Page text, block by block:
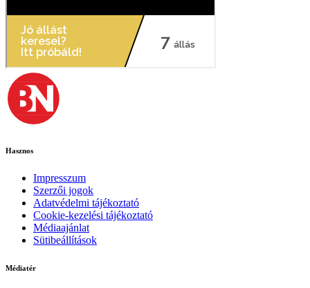
Hasznos
Impresszum
Szerzői jogok
Adatvédelmi tájékoztató
Cookie-kezelési tájékoztató
Médiaajánlat
Sütibeállítások
Médiatér